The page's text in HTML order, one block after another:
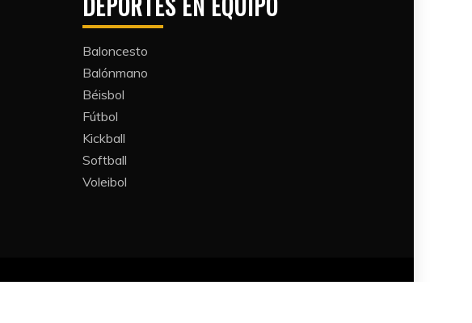
Baloncesto
Balónmano
Béisbol
Fútbol
Kickball​
Softball​
Voleibol​